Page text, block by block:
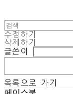
수정하기
삭제하기
글쓴이
목록으로 가기
페이스북